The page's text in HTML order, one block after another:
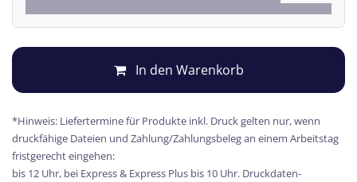
In den Warenkorb
*Hinweis: Liefertermine für Produkte inkl. Druck gelten nur, wenn
druckfähige Dateien und Zahlung/Zahlungsbeleg an einem Arbeitstag
fristgerecht eingehen:
bis 12 Uhr, bei Express & Express Plus bis 10 Uhr. Druckdaten-